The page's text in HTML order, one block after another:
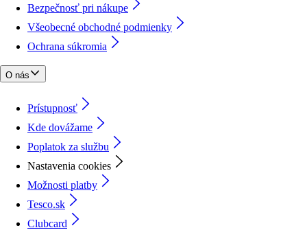
Bezpečnosť pri nákupe
Všeobecné obchodné podmienky
Ochrana súkromia
O nás
Prístupnosť
Kde dovážame
Poplatok za službu
Nastavenia cookies
Možnosti platby
Tesco.sk
Clubcard